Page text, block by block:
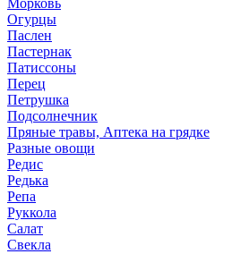
Огурцы
Паслен
Пастернак
Патиссоны
Перец
Петрушка
Подсолнечник
Пряные травы, Аптека на грядке
Разные овощи
Редис
Редька
Репа
Руккола
Салат
Свекла